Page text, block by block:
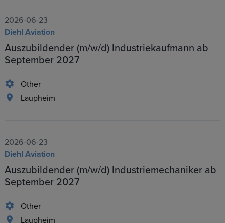
2026-06-23
Diehl Aviation
Auszubildender (m/w/d) Industriekaufmann ab
September 2027
Other
Laupheim
2026-06-23
Diehl Aviation
Auszubildender (m/w/d) Industriemechaniker ab
September 2027
Other
Laupheim